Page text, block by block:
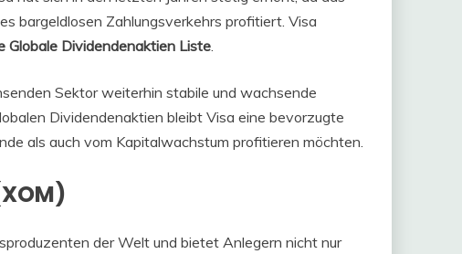
bargeldlosen Zahlungsverkehrs profitiert. Visa
Globale Dividendenaktien Liste
Sektor weiterhin stabile und wachsende
Dividendenaktien bleibt Visa eine bevorzugte
als auch vom Kapitalwachstum profitieren möchten.
der Welt und bietet Anlegern nicht nur